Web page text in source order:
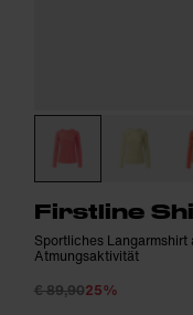
Firstline
Sportliches
Atmungsaktivität
€ 89,9025%